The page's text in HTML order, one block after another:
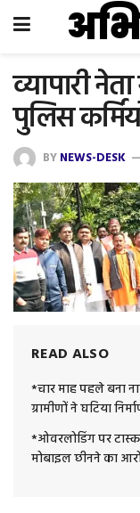
व्यापारी
पुलिस
BYNEWS-DESK
READ ALSO
*चार माह पहले बना
ग्रामीणों ने घटिया
*ओवरलोडिंग पर
मोबाइल छीनने का